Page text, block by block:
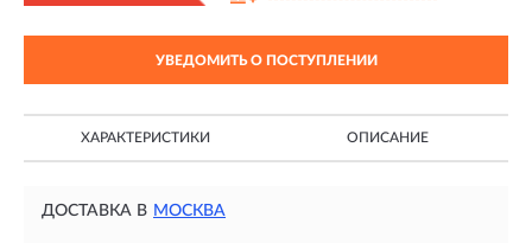
УВЕДОМИТЬ О ПОСТУПЛЕНИИ
ХАРАКТЕРИСТИКИ ОПИСАНИЕ
ДОСТАВКА В МОСКВА